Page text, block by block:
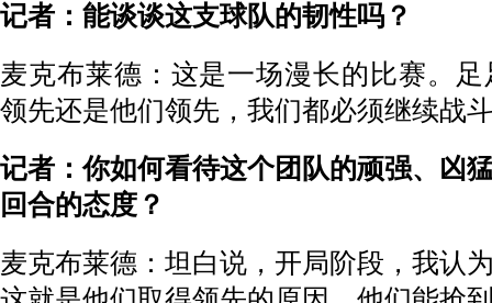
记者：能谈谈这支球队的韧性吗？
麦克布莱德：这是一场漫长的比赛。
领先还是他们领先，我们都必须继续战
记者：你如何看待这个团队的顽强、凶
回合的态度？
麦克布莱德：坦白说，开局阶段，我认